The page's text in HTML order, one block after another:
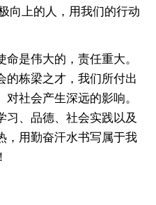
向上的人，用我们的行动
是伟大的，责任重大。
的栋梁之才，我们所付出
社会产生深远的影响。
习、品德、社会实践以及
，用勤奋汗水书写属于我